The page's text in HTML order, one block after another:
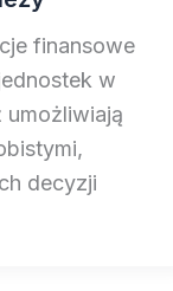
finansowe
w
umożliwiają
decyzji